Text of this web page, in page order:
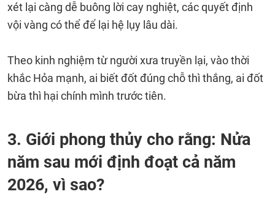
xét lại càng dễ buông lời cay nghiệt, các quyết định
vội vàng có thể để lại hệ lụy lâu dài.
Theo kinh nghiệm từ người xưa truyền lại, vào thời
khắc Hỏa mạnh, ai biết đốt đúng chỗ thì thắng, ai đốt
bừa thì hại chính mình trước tiên.
3. Giới phong thủy cho rằng: Nửa
năm sau mới định đoạt cả năm
2026, vì sao?